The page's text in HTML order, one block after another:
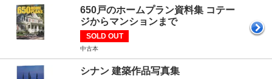
650戸のホームプラン資料集 コテー
ジからマンションまで
SOLD OUT
中古本
シナン 建築作品写真集